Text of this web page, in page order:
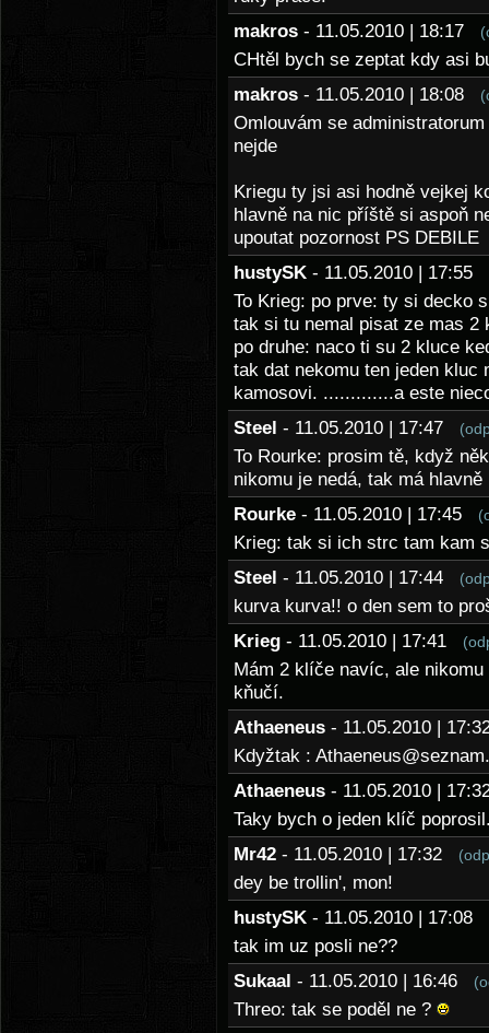
makros - 11.05.2010 | 18:17
CHtěl bych se zeptat kdy asi
makros - 11.05.2010 | 18:08
Omlouvám se
nejde
Kriegu ty jsi asi hodně vejkej
hlavně na nic příště si aspoň
upoutat pozornost PS DEBILE
hustySK - 11.05.2010 | 17:55
To Krieg: po prve: ty si decko
tak si tu nemal pisat ze mas 2
po druhe: naco ti su 2 kluce
tak dat nekomu ten jeden kluc
kamosovi. .............a este
Steel - 11.05.2010 | 17:47
To Rourke: prosim tě, když
nikomu je nedá, tak má hlavně
Rourke - 11.05.2010 | 17:45
Krieg: tak si ich strc tam kam
Steel - 11.05.2010 | 17:44
kurva kurva!! o den sem to
Krieg - 11.05.2010 | 17:41
Mám 2 klíče navíc, ale
kňučí.
Athaeneus - 11.05.2010 |
Kdyžtak :
Athaeneus - 11.05.2010 |
Taky bych o jeden klíč
Mr42 - 11.05.2010 | 17:32
dey be trollin', mon!
hustySK - 11.05.2010 | 17:08
tak im uz posli ne??
Sukaal - 11.05.2010 | 16:46
Threo: tak se poděl ne ?